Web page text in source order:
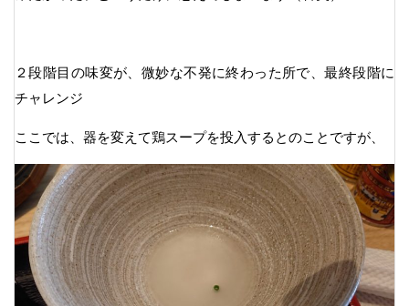
２段階目の味変が、微妙な不発に終わった所で、最終段階に
チャレンジ
ここでは、器を変えて鶏スープを投入するとのことですが、